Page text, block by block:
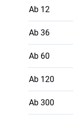
Ab 12
Ab 36
Ab 60
Ab 120
Ab 300